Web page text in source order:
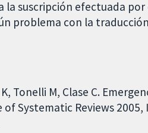
la suscripción efectuada
problema con la
Tonelli M, Clase C.
Systematic Reviews 2005,